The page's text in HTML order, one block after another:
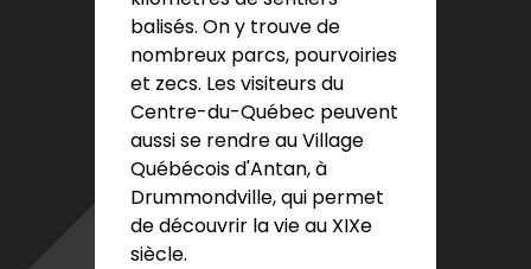
balisés. On y trouve de
nombreux parcs, pourvoiries
et zecs. Les visiteurs du
Centre-du-Québec peuvent
aussi se rendre au Village
Québécois d'Antan, à
Drummondville, qui permet
de découvrir la vie au XIXe
siècle.